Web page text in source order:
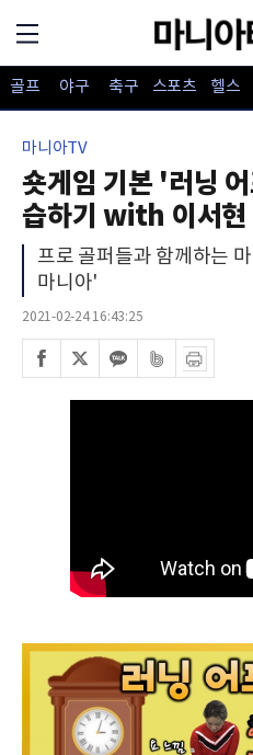
골프 야구 축구 스포츠 헬스
마니아TV
숏게임 기본 '러닝
습하기 with 이서현
프로 골퍼들과 함께하는
마니아'
2021-02-24 16:43:25